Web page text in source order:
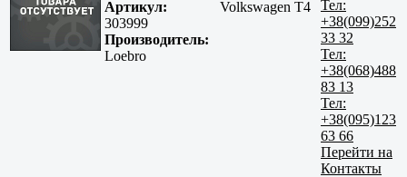
Артикул:
303999
Производитель:
Loebro
Volkswagen T4
Тел:
+38(099)252
33 32
Тел:
+38(068)488
83 13
Тел:
+38(095)123
63 66
Перейти на
Контакты